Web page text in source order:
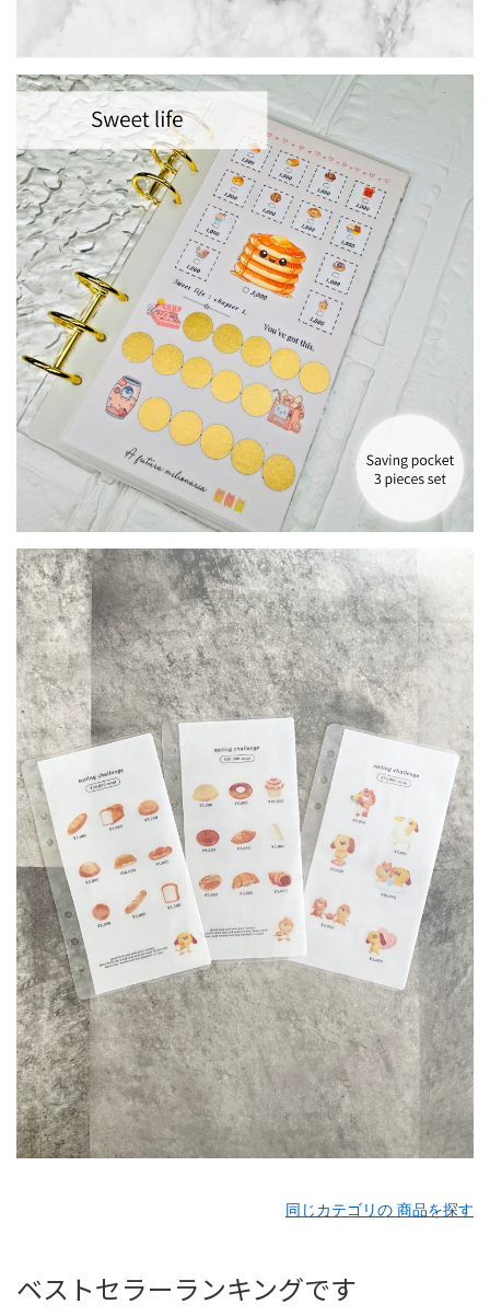
同じカテゴリの 商品を探す
ベストセラーランキングです